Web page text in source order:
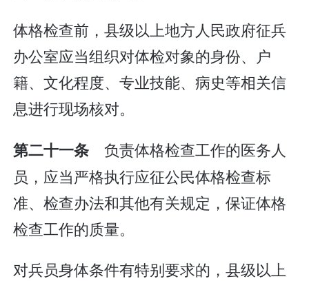
体格检查前，县级以上地方人民政府征兵
办公室应当组织对体检对象的身份、户
籍、文化程度、专业技能、病史等相关信
息进行现场核对。
第二十一条 负责体格检查工作的医务人
员，应当严格执行应征公民体格检查标
准、检查办法和其他有关规定，保证体格
检查工作的质量。
对兵员身体条件有特别要求的，县级以上